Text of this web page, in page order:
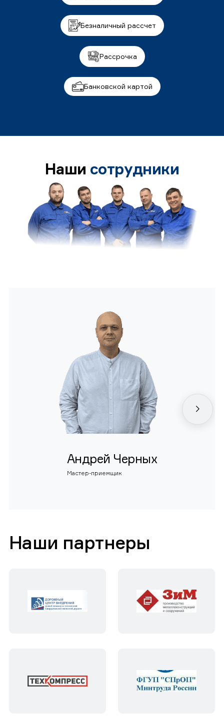
Безналичный рассчет
Рассрочка
Банковской картой
Наши сотрудники
Андрей Черных
Мастер-приемщик
Наши партнеры